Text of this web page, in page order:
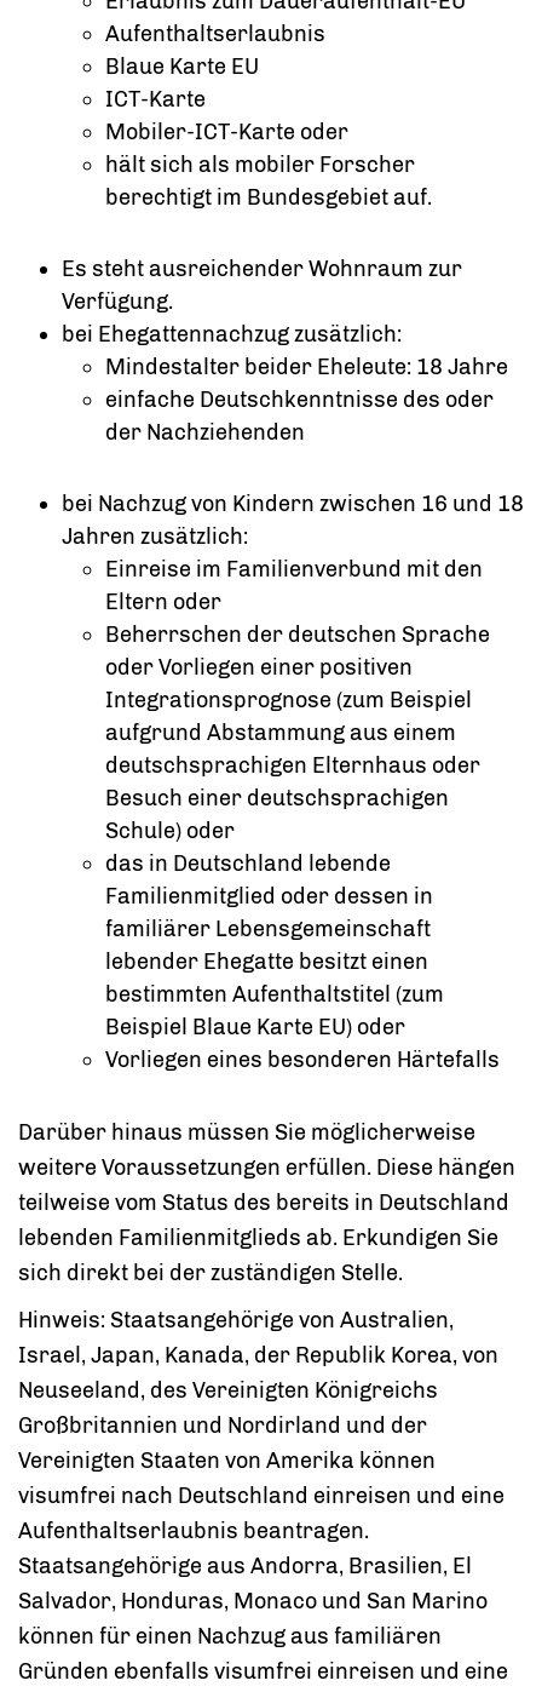
Aufenthaltserlaubnis
Blaue Karte EU
ICT-Karte
Mobiler-ICT-Karte oder
hält sich als mobiler Forscher
berechtigt im Bundesgebiet auf.
Es steht ausreichender Wohnraum zur
Verfügung.
bei Ehegattennachzug zusätzlich:
Mindestalter beider Eheleute: 18 Jahre
einfache Deutschkenntnisse des oder
der Nachziehenden
bei Nachzug von Kindern zwischen 16 und 18
Jahren zusätzlich:
Einreise im Familienverbund mit den
Eltern oder
Beherrschen der deutschen Sprache
oder Vorliegen einer positiven
Integrationsprognose (zum Beispiel
aufgrund Abstammung aus einem
deutschsprachigen Elternhaus oder
Besuch einer deutschsprachigen
Schule) oder
das in Deutschland lebende
Familienmitglied oder dessen in
familiärer Lebensgemeinschaft
lebender Ehegatte besitzt einen
bestimmten Aufenthaltstitel (zum
Beispiel Blaue Karte EU) oder
Vorliegen eines besonderen Härtefalls
Darüber hinaus müssen Sie möglicherweise
weitere Voraussetzungen erfüllen. Diese hängen
teilweise vom Status des bereits in Deutschland
lebenden Familienmitglieds ab. Erkundigen Sie
sich direkt bei der zuständigen Stelle.
Hinweis: Staatsangehörige von Australien,
Israel, Japan, Kanada, der Republik Korea, von
Neuseeland, des Vereinigten Königreichs
Großbritannien und Nordirland und der
Vereinigten Staaten von Amerika können
visumfrei nach Deutschland einreisen und eine
Aufenthaltserlaubnis beantragen.
Staatsangehörige aus Andorra, Brasilien, El
Salvador, Honduras, Monaco und San Marino
können für einen Nachzug aus familiären
Gründen ebenfalls visumfrei einreisen und eine